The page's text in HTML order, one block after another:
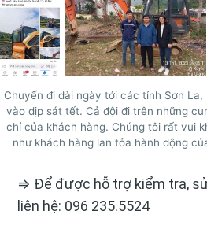
Chuyến đi dài ngày tới các tỉnh Sơn La,
vào dịp sát tết. Cả đội đi trên những
chỉ của khách hàng. Chúng tôi rất vui
như khách hàng lan tỏa hành dộng
⇒ Để được hỗ trợ kiểm tra,
liên hệ: 096 235.5524